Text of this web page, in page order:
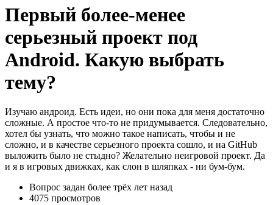
Первый более-менее
серьезный проект под
Android. Какую выбрать
тему?
Изучаю андроид. Есть идеи, но они пока для меня достаточно
сложные. А простое что-то не придумывается. Следовательно,
хотел бы узнать, что можно такое написать, чтобы и не
сложно, и в качестве серьезного проекта сошло, и на GitHub
выложить было не стыдно? Желательно неигровой проект. Да
и я в игровых движках, как слон в шляпках - ни бум-бум.
Вопрос задан более трёх лет назад
4075 просмотров